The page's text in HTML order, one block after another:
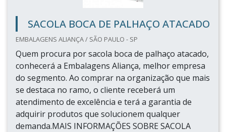
SACOLA BOCA DE PALHAÇO ATACADO
EMBALAGENS ALIANÇA / SÃO PAULO - SP
Quem procura por sacola boca de palhaço atacado,
conhecerá a Embalagens Aliança, melhor empresa
do segmento. Ao comprar na organização que mais
se destaca no ramo, o cliente receberá um
atendimento de excelência e terá a garantia de
adquirir produtos que solucionem qualquer
demanda.MAIS INFORMAÇÕES SOBRE SACOLA